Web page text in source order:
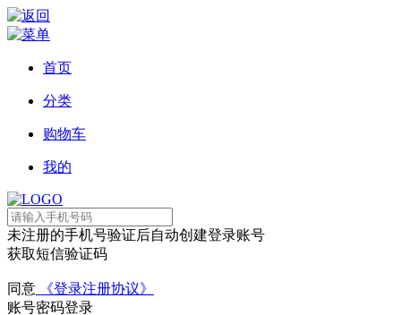
首页
分类
购物车
我的
未注册的手机号验证后自动创建登录账号
获取短信验证码
同意 《登录注册协议》
账号密码登录